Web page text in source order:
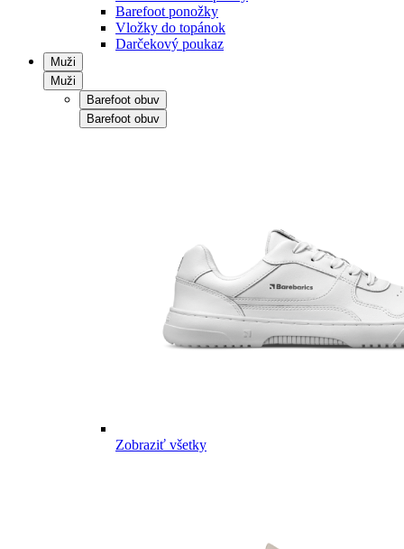
Barefoot ponožky
Vložky do topánok
Darčekový poukaz
Muži
Muži
Barefoot obuv
Barefoot obuv
Zobraziť všetky